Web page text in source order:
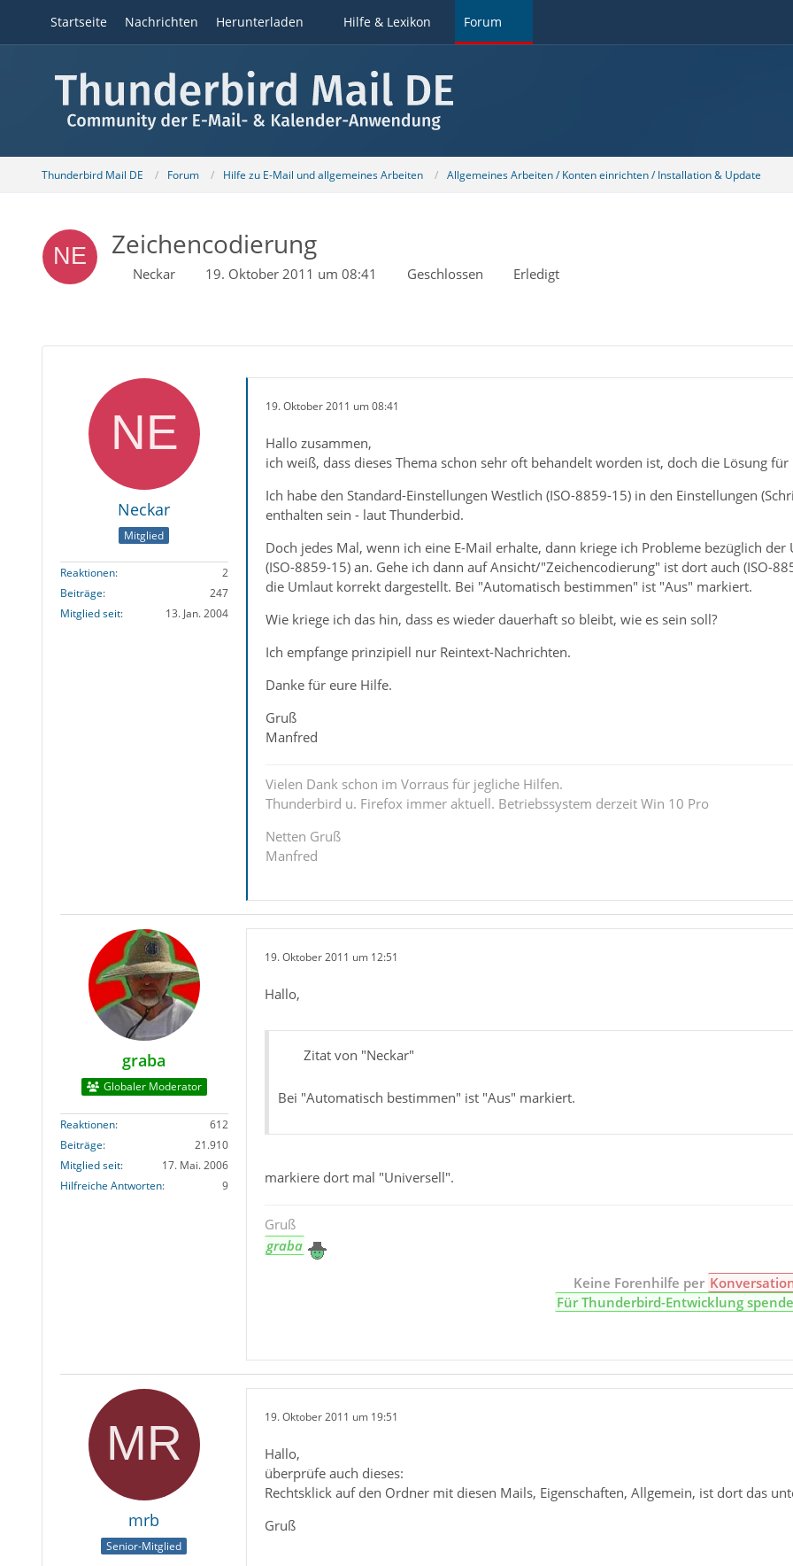
Startseite Nachrichten Herunterladen Hilfe & Lexikon Forum
Thunderbird Mail DE Forum Hilfe zu E-Mail und allgemeines Arbeiten Allgemeines Arbeiten / Konten einrichten / Installation & Update
Zeichencodierung
Neckar 19. Oktober 2011 um 08:41 Geschlossen Erledigt
Neckar
Mitglied
Reaktionen
2
Beiträge
247
Mitglied seit
13. Jan. 2004
19. Oktober 2011 um 08:41
Hallo zusammen,
ich weiß, dass dieses Thema schon sehr oft behandelt worden ist, doch die Lösung
Ich habe den Standard-Einstellungen Westlich (ISO-8859-15) in den Einstellungen
enthalten sein - laut Thunderbid.
Doch jedes Mal, wenn ich eine E-Mail erhalte, dann kriege ich Probleme bezüglich
(ISO-8859-15) an. Gehe ich dann auf Ansicht/"Zeichencodierung" ist dort auch (ISO-
die Umlaut korrekt dargestellt. Bei "Automatisch bestimmen" ist "Aus" markiert.
Wie kriege ich das hin, dass es wieder dauerhaft so bleibt, wie es sein soll?
Ich empfange prinzipiell nur Reintext-Nachrichten.
Danke für eure Hilfe.
Gruß
Manfred
Vielen Dank schon im Vorraus für jegliche Hilfen.
Thunderbird u. Firefox immer aktuell. Betriebssystem derzeit Win 10 Pro
Netten Gruß
Manfred
graba
Globaler Moderator
Reaktionen
612
Beiträge
21.910
Mitglied seit
17. Mai. 2006
Hilfreiche Antworten
9
19. Oktober 2011 um 12:51
Hallo,
Zitat von "Neckar"
Bei "Automatisch bestimmen" ist "Aus" markiert.
markiere dort mal "Universell".
Gruß
graba
Keine Forenhilfe per
Für Thunderbird-Entwicklung
mrb
Senior-Mitglied
19. Oktober 2011 um 19:51
Hallo,
überprüfe auch dieses:
Rechtsklick auf den Ordner mit diesen Mails, Eigenschaften, Allgemein, ist dort das
Gruß